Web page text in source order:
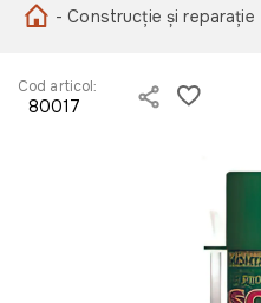
- Construcție și reparație
Cod articol:
80017